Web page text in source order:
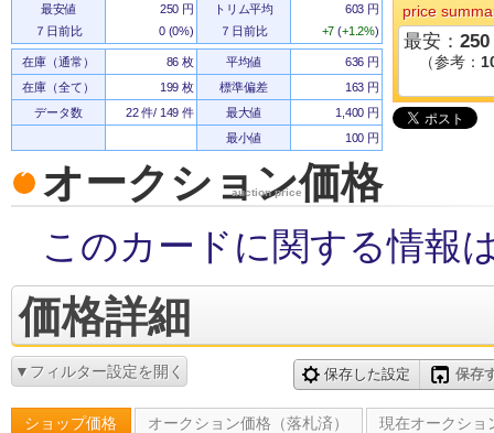
最安値
７日前比
250 円
0(0%)
トリム平均
７日前比
603 円
+7 (+1.2%)
在庫（通常） 86 枚 平均値
636 円
在庫（全て）
199 枚 標準偏差
163 円
データ数
22 件/ 149 件 最大値
1,400 円
最小値
100 円
price
最安： 250
（参考：
オークション価格
auction price
このカードに関する情報
価格詳細
▼フィルター設定を開く 保存した設定 保存
ショップ価格 オークション価格（落札済） 現在オークショ